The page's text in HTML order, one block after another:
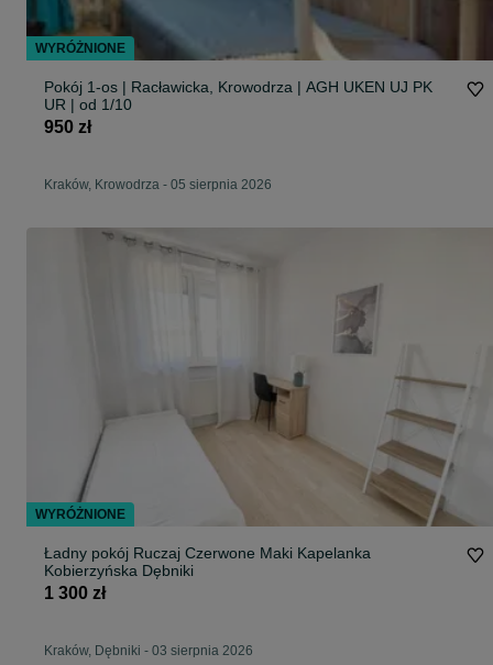
Pokój 1-os | Racławicka, Krowodrza | AGH UKEN UJ PK
UR | od 1/10
950 zł
Kraków, Krowodrza - 05 sierpnia 2026
Ładny pokój Ruczaj Czerwone Maki Kapelanka
Kobierzyńska Dębniki
1 300 zł
Kraków, Dębniki - 03 sierpnia 2026
WYRÓŻNIONE
WYRÓŻNIONE